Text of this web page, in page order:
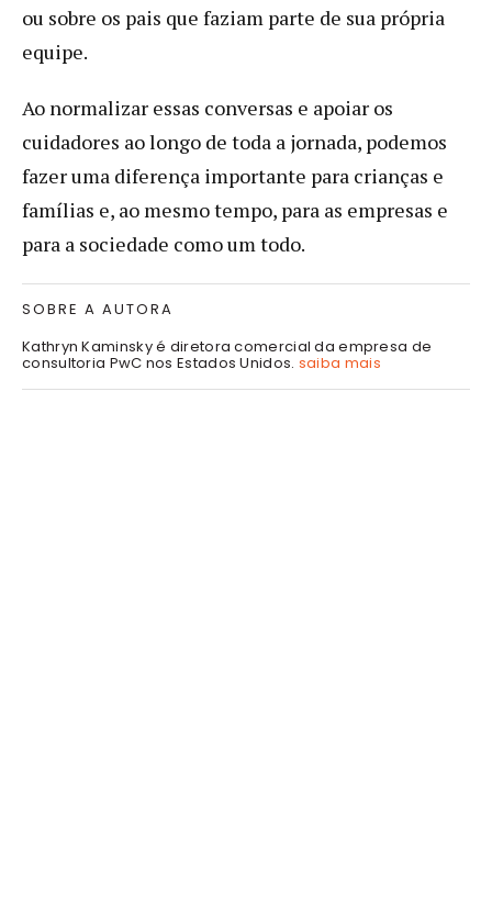
ou sobre os pais que faziam parte de sua própria
equipe.
Ao normalizar essas conversas e apoiar os
cuidadores ao longo de toda a jornada, podemos
fazer uma diferença importante para crianças e
famílias e, ao mesmo tempo, para as empresas e
para a sociedade como um todo.
SOBRE A AUTORA
Kathryn Kaminsky é diretora comercial da empresa de
consultoria PwC nos Estados Unidos. saiba mais